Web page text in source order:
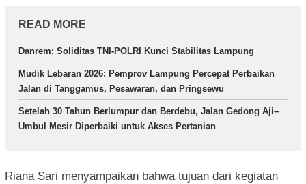
READ MORE
Danrem: Soliditas TNI-POLRI Kunci Stabilitas Lampung
Mudik Lebaran 2026: Pemprov Lampung Percepat Perbaikan
Jalan di Tanggamus, Pesawaran, dan Pringsewu
Setelah 30 Tahun Berlumpur dan Berdebu, Jalan Gedong Aji–
Umbul Mesir Diperbaiki untuk Akses Pertanian
Riana Sari menyampaikan bahwa tujuan dari kegiatan